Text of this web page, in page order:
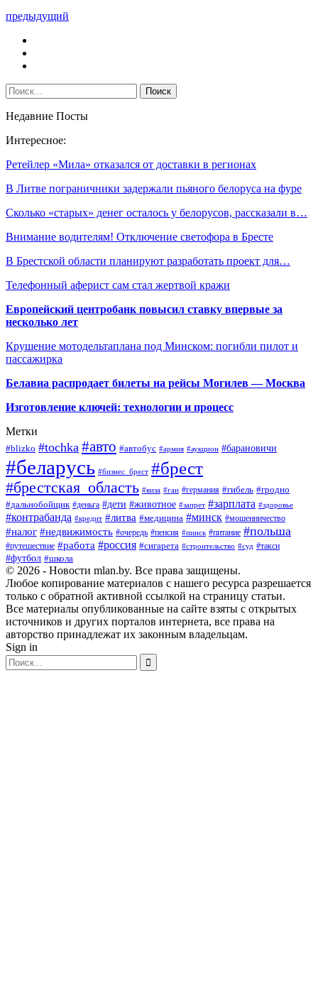
предыдущий
Недавние Посты
Интересное:
Ретейлер «Мила» отказался от доставки в регионах
В Литве пограничники задержали пьяного белоруса на фуре
Сколько «старых» денег осталось у белорусов, рассказали в…
Внимание водителям! Отключение светофора в Бресте
В Брестской области планируют разработать проект для…
Телефонный аферист сам стал жертвой кражи
Европейский центробанк повысил ставку впервые за
несколько лет
Крушение мотодельтаплана под Минском: погибли пилот и
пассажирка
Белавиа распродает билеты на рейсы Могилев — Москва
Изготовление ключей: технологии и процесс
Метки
#blizko #tochka #авто #автобус #армия #аукцион #барановичи
#беларусь #бизнес_брест #брест
#брестская_область #виза #гаи #германия #гибель #гродно
#дальнобойщик #деньга #дети #животное #запрет #зарплата #здоровье
#контрабанда #кредит #литва #медицина #минск #мошенничество
#налог #недвижимость #очередь #пенсия #пинск #питание #польша
#путешествие #работа #россия #сигарета #строительство #суд #такси
#футбол #школа
© 2026 - Новости mlan.by. Все права защищены.
Любое копирование материалов с нашего ресурса разрешается
только с обратной активной ссылкой на страницу статьи.
Все материалы опубликованные на сайте взяты с открытых
источников и других порталов интернета, все права на
авторство принадлежат их законным владельцам.
Sign in